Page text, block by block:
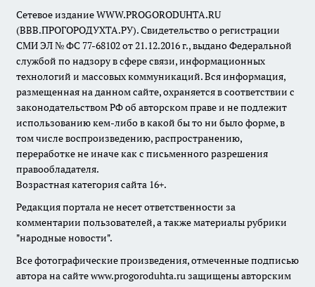
Сетевое издание WWW.PROGORODUHTA.RU
(ВВВ.ПРОГОРОДУХТА.РУ). Свидетельство о регистрации
СМИ ЭЛ № ФС 77-68102 от 21.12.2016 г., выдано Федеральной
службой по надзору в сфере связи, информационных
технологий и массовых коммуникаций. Вся информация,
размещенная на данном сайте, охраняется в соответствии с
законодательством РФ об авторском праве и не подлежит
использованию кем-либо в какой бы то ни было форме, в
том числе воспроизведению, распространению,
переработке не иначе как с письменного разрешения
правообладателя.
Возрастная категория сайта 16+.
Редакция портала не несет ответственности за
комментарии пользователей, а также материалы рубрики
"народные новости".
Все фотографические произведения, отмеченные подписью
автора на сайте www.progoroduhta.ru защищены авторским